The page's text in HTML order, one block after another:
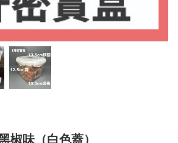
椒味（白色蓋）